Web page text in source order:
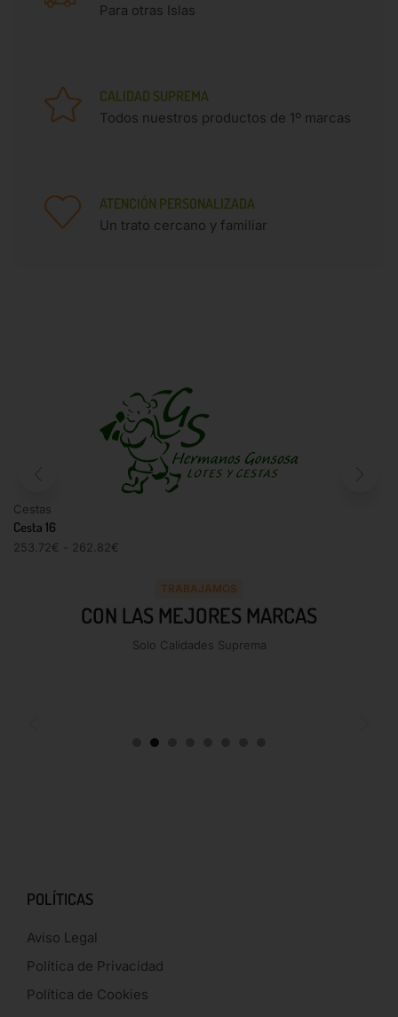
Para otras Islas
CALIDAD SUPREMA
Todos nuestros productos de 1º marcas
ATENCIÓN PERSONALIZADA
Un trato cercano y familiar
Cestas
Cesta 16
253.72€ 262.82€
TRABAJAMOS
CON LAS MEJORES MARCAS
Solo Calidades Suprema
POLÍTICAS
Aviso Legal
Política de Privacidad
Política de Cookies